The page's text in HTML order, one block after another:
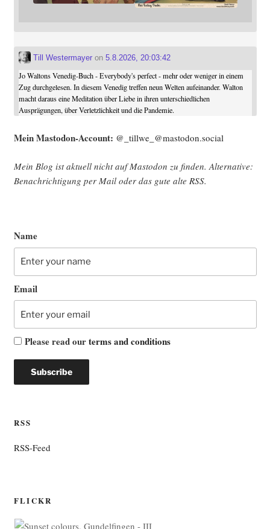
Till Westermayeron 5.8.2026, 20:03:42
Jo Waltons Venedig-Buch - Everybody's perfect - mehr oder weniger in einem
Zug durchgelesen. In diesem Venedig treffen neun Welten aufeinander. Walton
macht daraus eine Meditation über Liebe in ihren unterschiedlichen
Ausprägungen, über Verletzlichkeit und die Pandemie.
Mein Mast­o­don-Account: @_tillwe_@mastodon.social
Mein Blog ist aktu­ell nicht auf Mast­o­don zu fin­den. Alter­na­ti­ve:
Benach­rich­ti­gung per Mail oder das gute alte RSS.
Name
Email
Please read ourterms and conditions
RSS
RSS-Feed
FLICKR